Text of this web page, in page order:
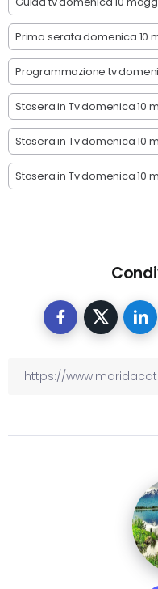
Prima serata domenica 10
Programmazione tv
Stasera in Tv domenica 10
Stasera in Tv domenica 10
Stasera in Tv domenica 10